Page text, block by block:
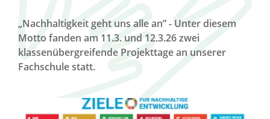
„Nachhaltigkeit geht uns alle an” - Unter diesem
Motto fanden am 11.3. und 12.3.26 zwei
klassenübergreifende Projekttage an unserer
Fachschule statt.